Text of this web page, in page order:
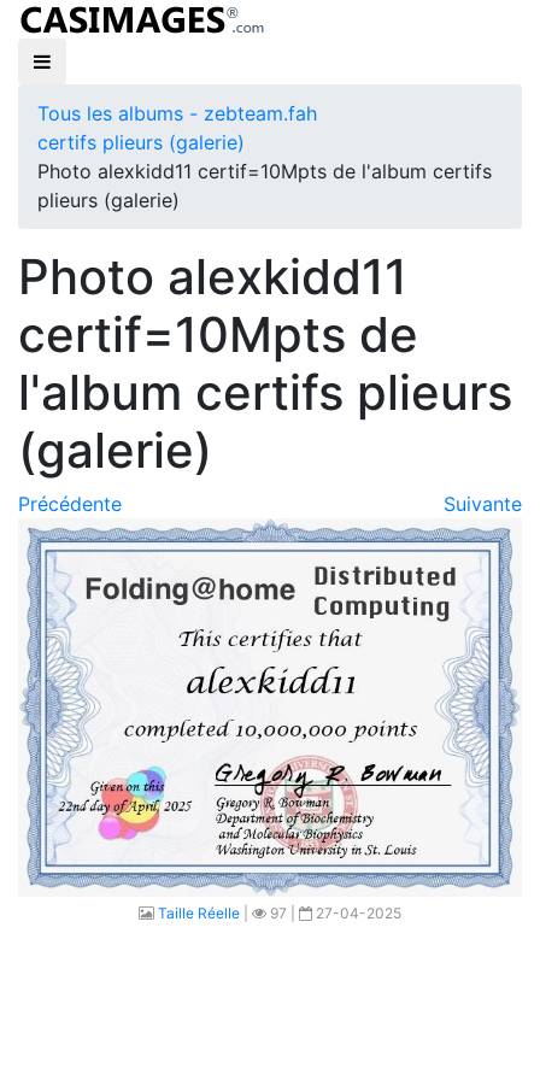
Tous les albums - zebteam.fah
certifs plieurs (galerie)
Photo alexkidd11 certif=10Mpts de l'album certifs
plieurs (galerie)
Photo alexkidd11
certif=10Mpts de
l'album certifs plieurs
(galerie)
Précédente Suivante
Taille Réelle 97 | 27-04-2025